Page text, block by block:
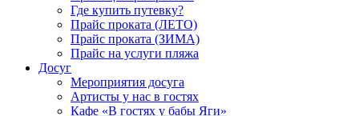
Где купить путевку?
Прайс проката (ЛЕТО)
Прайс проката (ЗИМА)
Прайс на услуги пляжа
Досуг
Мероприятия досуга
Артисты у нас в гостях
Кафе «В гостях у бабы Яги»